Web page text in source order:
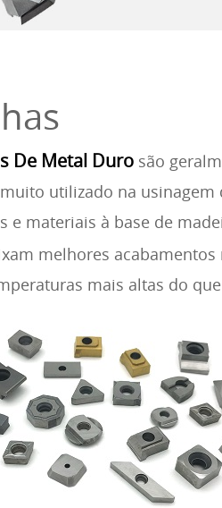
De Metal Duro são
utilizado na
e materiais à base de
melhores acabamentos
mais altas do